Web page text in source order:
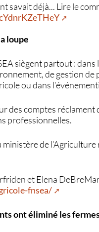
savait déjà... Lire le
loupe
siègent partout :
de gestion
ou dans
des comptes
professionnelles.
de
et Elena
fnsea/
ont éliminé les